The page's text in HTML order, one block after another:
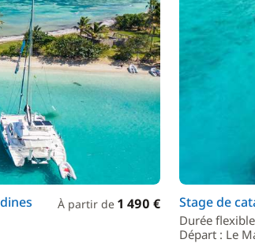
À partir de 1 490 € Stage de
Durée
Départ : Le